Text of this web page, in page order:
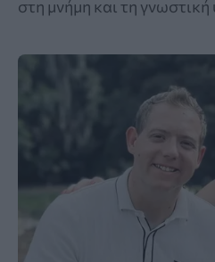
στη μνήμη και τη γνωστική